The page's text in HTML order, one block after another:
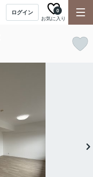
ログイン
お気に入り
0